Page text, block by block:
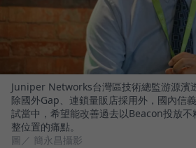
Juniper Networks台灣區技術總監游源濱
除國外Gap、連鎖量販店採用外，國內信
試當中，希望能改善過去以Beacon投放
整位置的痛點。
圖／ 簡永昌攝影